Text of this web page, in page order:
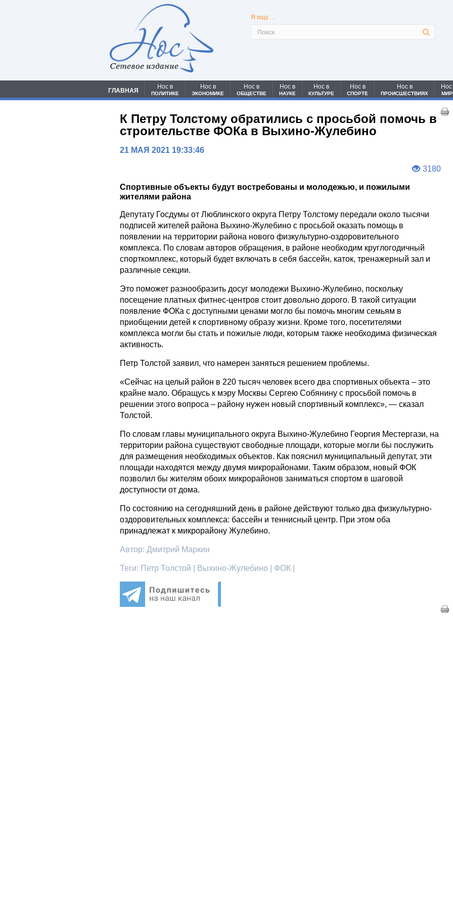
Сетевое издание
Я ищу ...
ГЛАВНАЯ
Нос в
ПОЛИТИКЕ
Нос в
ЭКОНОМИКЕ
Нос в
ОБЩЕСТВЕ
Нос в
НАУКЕ
Нос в
КУЛЬТУРЕ
Нос в
СПОРТЕ
Нос в
ПРОИСШЕСТВИЯХ
Нос
К Петру Толстому обратились с просьбой помочь в
строительстве ФОКа в Выхино-Жулебино
21 МАЯ 2021 19:33:46
3180
Спортивные объекты будут востребованы и молодежью, и пожилыми
жителями района
Депутату Госдумы от Люблинского округа Петру Толстому передали около тысячи
подписей жителей района Выхино-Жулебино с просьбой оказать помощь в
появлении на территории района нового физкультурно-оздоровительного
комплекса. По словам авторов обращения, в районе необходим круглогодичный
спорткомплекс, который будет включать в себя бассейн, каток, тренажерный зал и
различные секции.
Это поможет разнообразить досуг молодежи Выхино-Жулебино, поскольку
посещение платных фитнес-центров стоит довольно дорого. В такой ситуации
появление ФОКа с доступными ценами могло бы помочь многим семьям в
приобщении детей к спортивному образу жизни. Кроме того, посетителями
комплекса могли бы стать и пожилые люди, которым также необходима физическая
активность.
Петр Толстой заявил, что намерен заняться решением проблемы.
«Сейчас на целый район в 220 тысяч человек всего два спортивных объекта – это
крайне мало. Обращусь к мэру Москвы Сергею Собянину с просьбой помочь в
решении этого вопроса – району нужен новый спортивный комплекс», — сказал
Толстой.
По словам главы муниципального округа Выхино-Жулебино Георгия Местергази, на
территории района существуют свободные площади, которые могли бы послужить
для размещения необходимых объектов. Как пояснил муниципальный депутат, эти
площади находятся между двумя микрорайонами. Таким образом, новый ФОК
позволил бы жителям обоих микрорайонов заниматься спортом в шаговой
доступности от дома.
По состоянию на сегодняшний день в районе действуют только два физкультурно-
оздоровительных комплекса: бассейн и теннисный центр. При этом оба
принадлежат к микрорайону Жулебино.
Автор: Дмитрий Маркин
Теги: Петр Толстой | Выхино-Жулебино | ФОК |